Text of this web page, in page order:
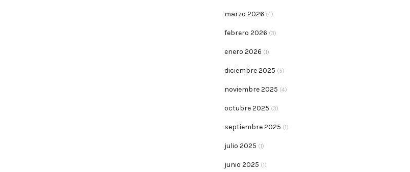
marzo 2026 (4)
febrero 2026 (3)
enero 2026 (1)
diciembre 2025 (5)
noviembre 2025 (4)
octubre 2025 (3)
septiembre 2025 (1)
julio 2025 (1)
junio 2025 (1)